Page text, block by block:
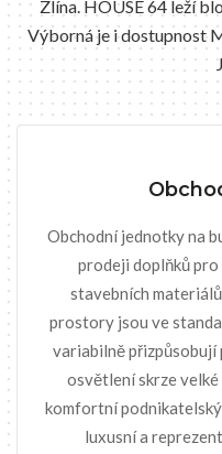
Zlína. HOUSE 64 leží
Výborná je i dostupnost
Obchodní jednotky na
prodeji doplňků pro
stavebních
prostory jsou ve
variabilně přizpůsobují
osvětlení skrze
komfortní
luxusní a